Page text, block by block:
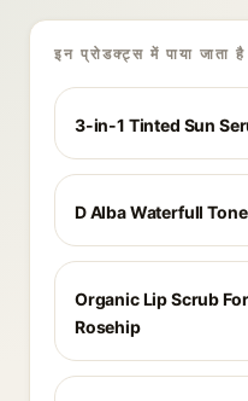
इन प्रोडक्ट्स में पाया जाता है
3-in-1 Tinted Sun
D Alba Waterfull
Organic Lip Scrub
Rosehip